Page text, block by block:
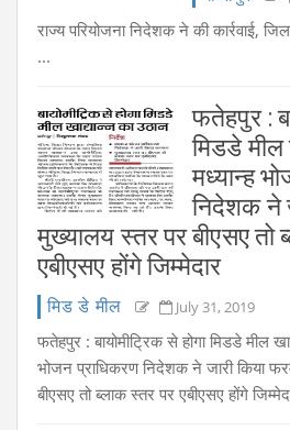
राज्य परियोजना निदेशक ने की कार्रवाई,
...
फतेहपुर :
मिडडे मील
मध्यान्ह
निदेशक ने
मुख्यालय स्तर पर बीएसए तो
एबीएसए होंगे जिम्मेदार
मिड डे मील July 31, 2019
फतेहपुर : बायोमीट्रिक से होगा मिडडे मील
भोजन प्राधिकरण निदेशक ने जारी किया
बीएसए तो ब्लाक स्तर पर एबीएसए होंगे